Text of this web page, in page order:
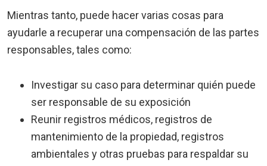
Mientras tanto, puede hacer varias cosas para
ayudarle a recuperar una compensación de las partes
responsables, tales como:
Investigar su caso para determinar quién puede
ser responsable de su exposición
Reunir registros médicos, registros de
mantenimiento de la propiedad, registros
ambientales y otras pruebas para respaldar su